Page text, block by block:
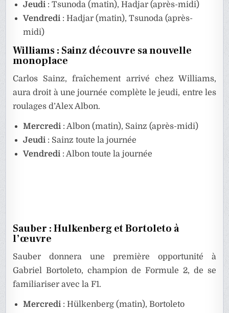
Jeudi : Tsunoda (matin), Hadjar (après-midi)
Vendredi : Hadjar (matin), Tsunoda (après-
midi)
Williams : Sainz découvre sa nouvelle
monoplace
Carlos Sainz, fraîchement arrivé chez Williams,
aura droit à une journée complète le jeudi, entre les
roulages d’Alex Albon.
Mercredi : Albon (matin), Sainz (après-midi)
Jeudi : Sainz toute la journée
Vendredi : Albon toute la journée
Sauber : Hulkenberg et Bortoleto à
l’œuvre
Sauber donnera une première opportunité à
Gabriel Bortoleto, champion de Formule 2, de se
familiariser avec la F1.
Mercredi : Hülkenberg (matin), Bortoleto